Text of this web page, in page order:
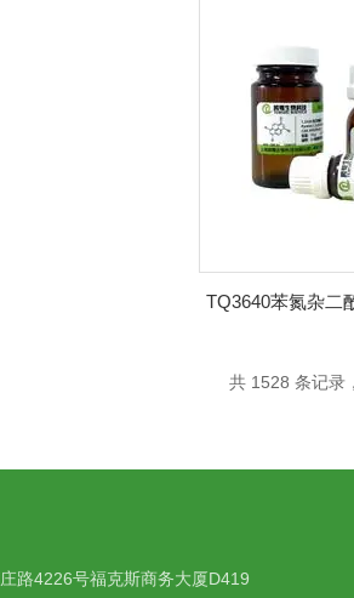
共 1528 条记
庄路4226号福克斯商务大厦D419